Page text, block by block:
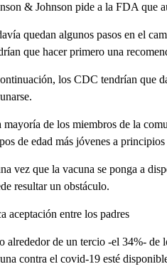
& Johnson pide a la FDA que
quedan algunos pasos en el
que hacer primero una
los CDC tendrían que
mayoría de los miembros de la
de edad más jóvenes a
vez que la vacuna se ponga a
resultar un obstáculo.
aceptación entre los padres
alrededor de un tercio -el 34%- de
contra el covid-19 esté